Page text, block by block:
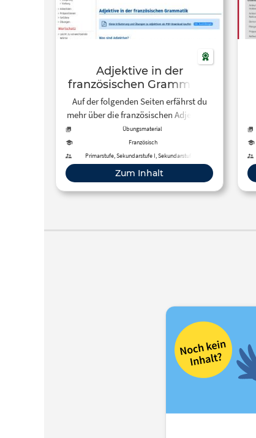
Adjektive in der
französischen Grammatik
Auf der folgenden Seiten erfährst du
mehr über die französischen Adjektive.
Veranschaulichung und Übungen.
Übungsmaterial
Französisch
Primarstufe, Sekundarstufe I, Sekundarstufe II,
Berufliche Bildung, Erwachsenenbildung
Zum Inhalt